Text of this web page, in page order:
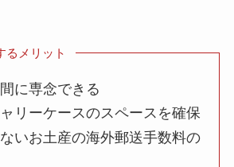
るメリット
に専念できる
リーケースのスペースを確保
いお土産の海外郵送手数料の